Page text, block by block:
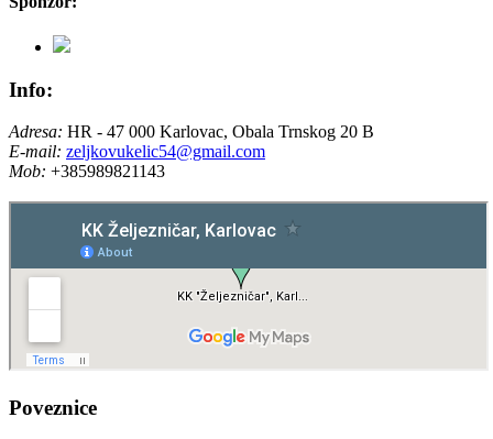
Info:
Adresa: HR - 47 000 Karlovac, Obala Trnskog 20 B
E-mail: zeljkovukelic54@gmail.com
Mob: +385989821143
Poveznice